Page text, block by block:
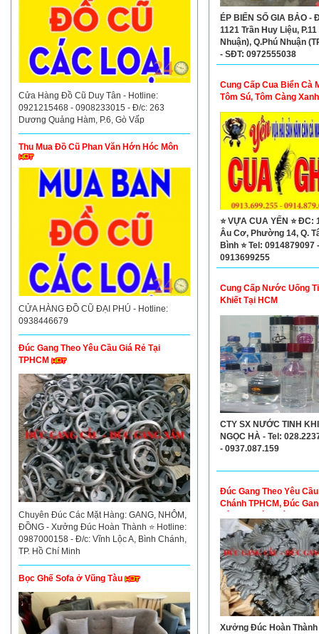
Cửa Hàng Đồ Cũ Duy Tân - Hotline:
0921215468 - 0908233015 - Đ/c: 263
Dương Quảng Hàm, P.6, Gò Vấp
Thu Mua Đồ Cũ Phan Văn Hớn Hóc Môn
CỬA HÀNG ĐỒ CŨ ĐẠI PHÚ - Hotline:
0938446679
Đúc Gang Theo Yêu Cầu Giá Rẻ Tại
TPHCM
Chuyên Đúc Các Mặt Hàng: GANG, NHÔM,
ĐỒNG - Xưởng Đúc Hoàn Thành ⭐ Hotline:
0987000158 - Đ/c: Vĩnh Lộc A, Bình Chánh,
TP. Hồ Chí Minh
Bọc Ghế Sofa ở Vũng Tàu
ÉP BIỂN SỐ GIA BẢO -
1121 Trần Huy Liệu, P.11
Nhuận), Q.Phú Nhuận
- SĐT: 0972555038
Cung Cấp Cua Biển Cà
Tôm Sú, Tôm Càng
⭐ VỰA CUA YẾN ⭐ ĐC:
Âu Cơ, Phường 14, Q.
Bình ⭐ Tel: 0914879097 -
0913699255
Cung Cấp Nước Uống
Khiết Tại HCM
CTY SX NƯỚC TINH
NGỌC HÀ - Tel:
- 0937.087.159
Đúc Gang Theo Yêu
Chánh TPHCM, Đúc
Xưởng Đúc Hoàn Thành